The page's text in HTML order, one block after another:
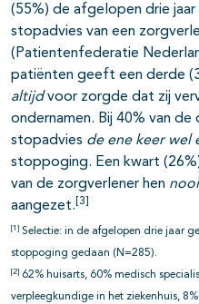
(55%) de afgelopen drie jaar
stopadvies van een
(Patientenfederatie
patiënten geeft een derde
altijdvoor zorgde dat zij
ondernamen. Bij 40% van
stopadvies de ene keer wel
stoppoging. Een kwart
van de zorgverlener hen
aangezet. [3]
[1] Selectie: in de afgelopen drie jaar
stoppoging gedaan (N=285).
[2] 62% huisarts, 60% medisch
verpleegkundige in het ziekenhuis,